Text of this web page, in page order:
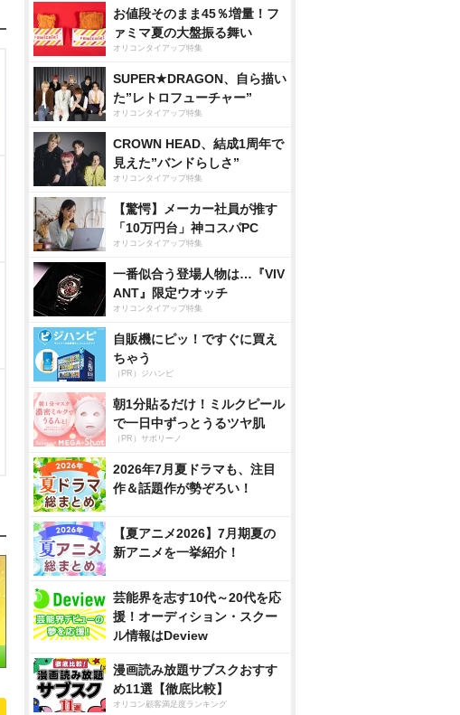
お値段そのまま45％増量！フ
ァミマ夏の大盤振る舞い
オリコンタイアップ特集
SUPER★DRAGON、自ら描い
た”レトロフューチャー”
オリコンタイアップ特集
CROWN HEAD、結成1周年で
見えた”バンドらしさ”
オリコンタイアップ特集
【驚愕】メーカー社員が推す
「10万円台」神コスパPC
オリコンタイアップ特集
一番似合う登場人物は…『VIV
ANT』限定ウオッチ
オリコンタイアップ特集
自販機にピッ！ですぐに買え
ちゃう
（PR）ジハンピ
朝1分貼るだけ！ミルクピール
で一日中ずっとうるツヤ肌
（PR）サボリーノ
2026年7月夏ドラマも、注目
作＆話題作が勢ぞろい！
【夏アニメ2026】7月期夏の
新アニメを一挙紹介！
芸能界を志す10代～20代を応
援！オーディション・スクー
ル情報はDeview
漫画読み放題サブスクおすす
め11選【徹底比較】
オリコン顧客満足度ランキング